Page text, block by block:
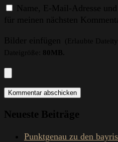
Name, E-Mail-Adresse
für meinen nächsten
Bilder einfügen (Erlaubte
Dateigröße: 80MB.
Neueste Beiträge
Punktgenau zu den